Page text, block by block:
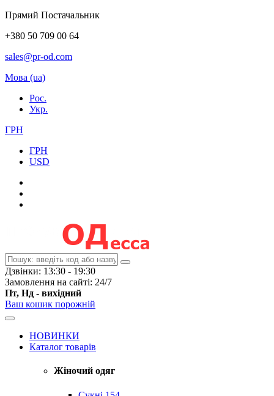
Прямий Постачальник
+380 50 709 00 64
sales@pr-od.com
Мова (ua)
Рос.
Укр.
ГРН
ГРН
USD
Дзвінки: 13:30 - 19:30
Замовлення на сайті: 24/7
Пт, Нд - вихідний
Ваш кошик порожній
НОВИНКИ
Каталог товарів
Жіночий одяг